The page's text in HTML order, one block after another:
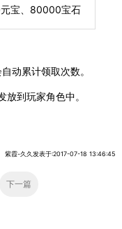
宝、80000宝石
自动累计领取次数。
放到玩家角色中。
紫霞-久久发表于:2017-07-18 13:46:45
下一篇